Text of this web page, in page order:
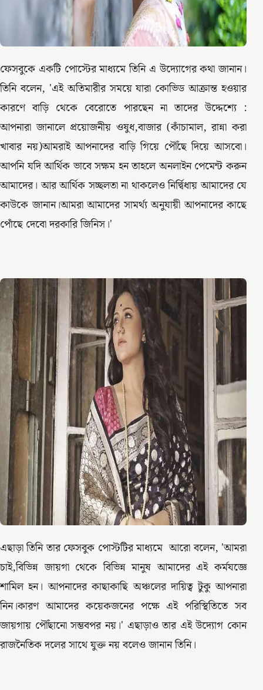
ফেসবুকে একটি পোস্টের মাধ্যমে তিনি এ উদ্যোগের কথা জানান।
তিনি বলেন, 'এই অতিমারীর সময়ে যারা কোভিড আক্রান্ত হওয়ার
কারণে বাড়ি থেকে বেরোতে পারছেন না তাদের উদ্দেশ্যে :
আপনারা জানালে প্রয়োজনীয় ওষুধ,বাজার (কাঁচামাল, রান্না করা
খাবার নয়)আমরাই আপনাদের বাড়ি গিয়ে পৌঁছে দিয়ে আসবো।
আপনি যদি আর্থিক ভাবে সক্ষম হন তাহলে অনলাইন পেমেন্ট করুন
আমাদের। আর আর্থিক সচ্ছলতা না থাকলেও নির্দ্বিধায় আমাদের যে
কাউকে জানান।আমরা আমাদের সামর্থ্য অনুযায়ী আপনাদের কাছে
পোঁছে দেবো দরকারি জিনিস।'
এছাড়া তিনি তার ফেসবুক পোস্টটির মাধ্যমে আরো বলেন, 'আমরা
চাই,বিভিন্ন জায়গা থেকে বিভিন্ন মানুষ আমাদের এই কর্মযজ্ঞে
শামিল হন। আপনাদের কাছাকাছি অঞ্চলের দায়িত্ব টুকু আপনারা
নিন।কারণ আমাদের কয়েকজনের পক্ষে এই পরিস্থিতিতে সব
জায়গায় পৌঁছানো সম্ভবপর নয়।' এছাড়াও তার এই উদ্যোগ কোন
রাজনৈতিক দলের সাথে যুক্ত নয় বলেও জানান তিনি।